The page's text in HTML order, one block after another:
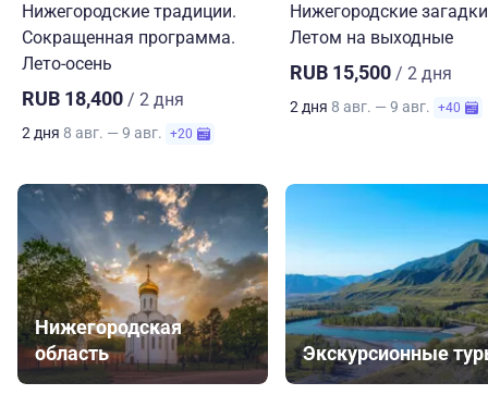
Нижегородские традиции.
Сокращенная программа.
Лето-осень
RUB 18,400 / 2 дня
2 дня 8 авг. — 9 авг. +20
Нижегородские
Летом на выходные
RUB 15,500 / 2 дня
2 дня 8 авг. — 9 авг. +40
Нижегородская
область
Экскурсионные